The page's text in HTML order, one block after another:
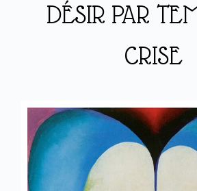
DÉSIR PAR
CRISE